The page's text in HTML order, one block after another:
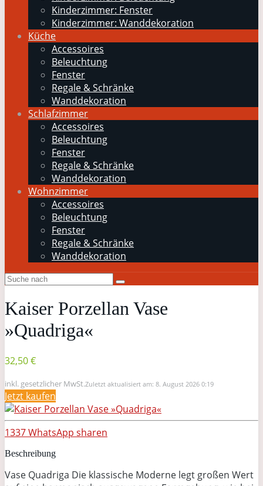
Kinderzimmer: Fenster
Kinderzimmer: Wanddekoration
Küche
Accessoires
Beleuchtung
Fenster
Regale & Schränke
Wanddekoration
Schlafzimmer
Accessoires
Beleuchtung
Fenster
Regale & Schränke
Wanddekoration
Wohnzimmer
Accessoires
Beleuchtung
Fenster
Regale & Schränke
Wanddekoration
Kaiser Porzellan Vase
»Quadriga«
32,50 €
inkl. gesetzlicher MwSt.Zuletzt aktualisiert am: 8. August 2026 0:19
Jetzt kaufen
1337WhatsApp sharen
Beschreibung
Vase Quadriga Die klassische Moderne legt großen Wert